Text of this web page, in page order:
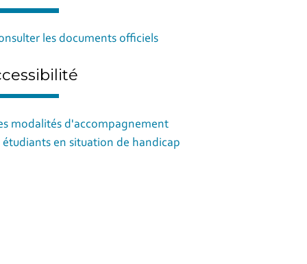
les documents officiels
modalités d'accompagnement
étudiants en situation de handicap